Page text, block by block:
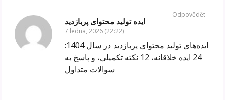
ایده تولید محتوای پربازدید
7 ledna, 2026 (22:22)
ایده‌های تولید محتوای پربازدید در سال 1404:
24 ایده خلاقانه، 12 نکته تکمیلی، و پاسخ به
سوالات متداول
Odpovědět